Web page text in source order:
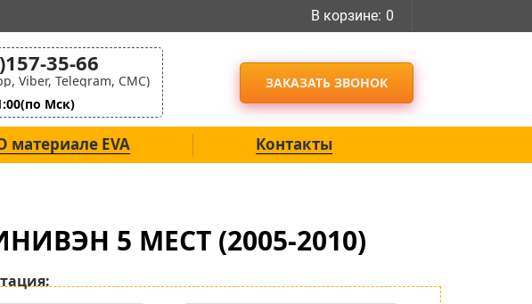
В корзине: 0
35-66
Viber, Telegram, СМС)
Мск)
ЗАКАЗАТЬ ЗВОНОК
материале EVA Контакты
5 МЕСТ (2005-2010)